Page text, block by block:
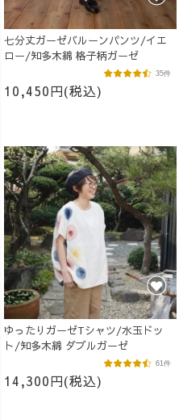
七分丈ガーゼバルーンパンツ/イエ
ロー/知多木綿 格子柄ガーゼ
10,450円(税込)
35件
ゆったりガーゼTシャツ/水玉ドッ
ト/知多木綿 ダブルガーゼ
14,300円(税込)
61件